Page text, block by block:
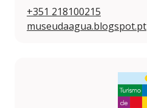
+351 218100215
museudaagua.blogspot.pt